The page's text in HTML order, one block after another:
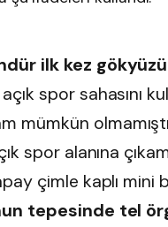
ilk kez
spor sahasını
mümkün
spor alanına
çimle kaplı mini
tepesinde tel